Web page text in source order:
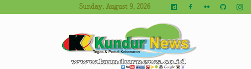
Sunday, August 9, 2026